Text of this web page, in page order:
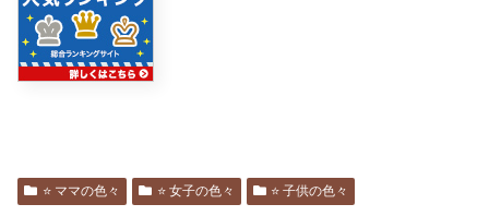
⭐️ ママの色々 ⭐️ 女子の色々 ⭐️ 子供の色々